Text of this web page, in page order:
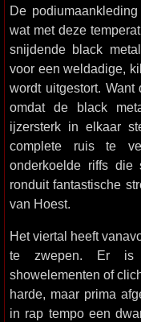
De
wat met deze
snijdende black
voor een weldadige,
wordt uitgestort.
omdat de black
ijzersterk in elkaar
complete ruis te
onderkoelde riffs die
ronduit fantastische
van Hoest.
Het viertal heeft
te zwepen. Er is
showelementen of
harde, maar prima
in rap tempo een